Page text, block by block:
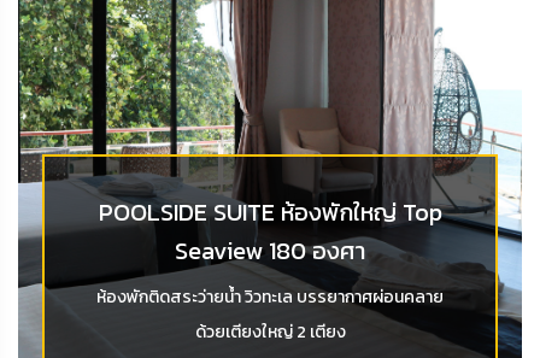
POOLSIDE SUITE ห้องพักใหญ่ Top
Seaview 180 องศา
ห้องพักติดสระว่ายน้ำ วิวทะเล บรรยากาศผ่อนคลาย
ด้วยเตียงใหญ่ 2 เตียง